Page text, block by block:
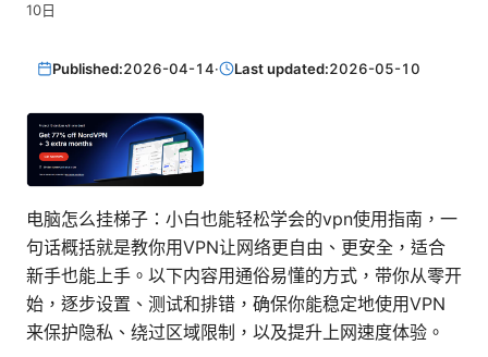
10日
Published:2026-04-14· Last updated:2026-05-10
电脑怎么挂梯子：小白也能轻松学会的vpn使用指南，一
句话概括就是教你用VPN让网络更自由、更安全，适合
新手也能上手。以下内容用通俗易懂的方式，带你从零开
始，逐步设置、测试和排错，确保你能稳定地使用VPN
来保护隐私、绕过区域限制，以及提升上网速度体验。